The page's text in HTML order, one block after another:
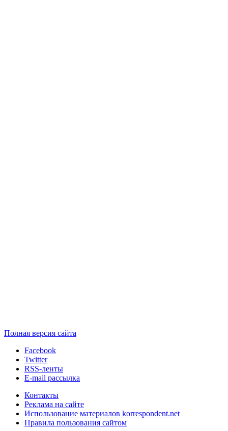
Полная версия сайта
Facebook
Twitter
RSS-ленты
E-mail рассылка
Контакты
Реклама на сайте
Использование материалов korrespondent.net
Правила пользования сайтом